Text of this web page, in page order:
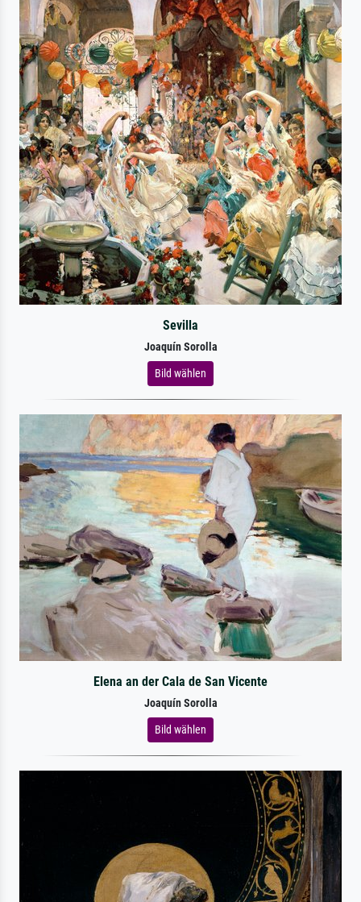
Sevilla
Joaquín Sorolla
Bild wählen
Elena an der Cala de San Vicente
Joaquín Sorolla
Bild wählen